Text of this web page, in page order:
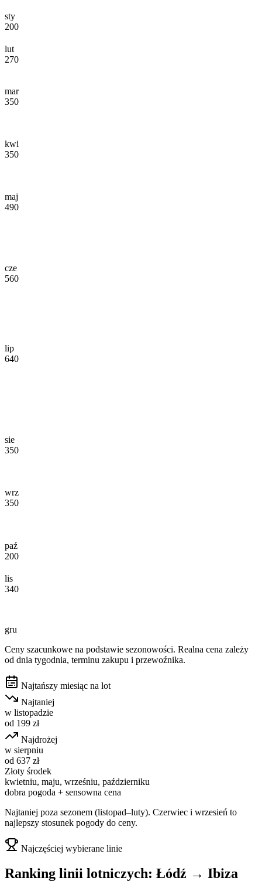
sty
200
lut
270
mar
350
kwi
350
maj
490
cze
560
lip
640
sie
350
wrz
350
paź
200
lis
340
gru
Ceny szacunkowe na podstawie sezonowości. Realna cena zależy
od dnia tygodnia, terminu zakupu i przewoźnika.
Najtańszy miesiąc na lot
Najtaniej
w listopadzie
od 199 zł
Najdrożej
w sierpniu
od 637 zł
Złoty środek
kwietniu, maju, wrześniu, październiku
dobra pogoda + sensowna cena
Najtaniej poza sezonem (listopad–luty). Czerwiec i wrzesień to
najlepszy stosunek pogody do ceny.
Najczęściej wybierane linie
Ranking linii lotniczych: Łódź → Ibiza